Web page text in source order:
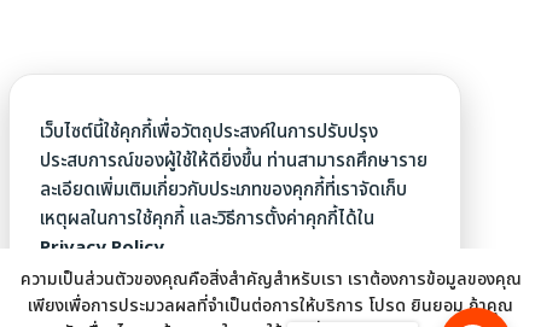
ความเป็นส่วนตัวของคุณคือสิ่งสำคัญสำหรับเรา เราต้องการข้อมูลของคุณ
เพียงเพื่อการประมวลผลที่จำเป็นต่อการให้บริการ โปรด ยินยอม ถ้าคุณ
สินค้า
ผลิตภัณฑ์ดูแลผิวกาย 2727
สินค้า
ของใช้ในบ้าน 3737
สินค้า
เครื่องใช้ไฟฟ้า 33
สินค้า
อุปกรณ์ทำความสะอาด 77
อุปกรณ์ออกกำลังกาย
สินค้า
อุปกรณ์ให้แสงสว่าง 22
สินค้า
เครื่องนอน / หมอน 44
← 1 2
เว็บไซต์นี้ใช้คุกกี้เพื่อวัตถุประสงค์ในการปรับปรุง
ประสบการณ์ของผู้ใช้ให้ดียิ่งขึ้น ท่านสามารถศึกษาราย
ละเอียดเพิ่มเติมเกี่ยวกับประเภทของคุกกี้ที่เราจัดเก็บ
เหตุผลในการใช้คุกกี้ และวิธีการตั้งค่าคุกกี้ได้ใน
Privacy Policy.
ACCEPT